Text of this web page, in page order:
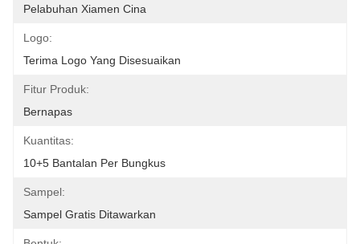
Pelabuhan Xiamen Cina
Logo:
Terima Logo Yang Disesuaikan
Fitur Produk:
Bernapas
Kuantitas:
10+5 Bantalan Per Bungkus
Sampel:
Sampel Gratis Ditawarkan